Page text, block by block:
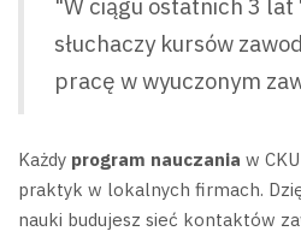
słuchaczy kursów
pracę w wyuczonym
Każdy program nauczania w
praktyk w lokalnych firmach.
nauki budujesz sieć kontaktów